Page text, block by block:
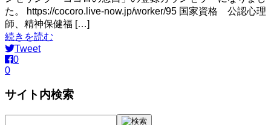
た。 https://cocoro.live-now.jp/worker/95 国家資格 公認心理
師、精神保健福 […]
続きを読む
Tweet
0
0
サイト内検索